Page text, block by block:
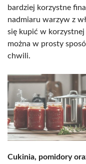
bardziej korzystne
nadmiaru warzyw z
się kupić w korzystnej
można w prosty
chwili.
Cukinia, pomidory